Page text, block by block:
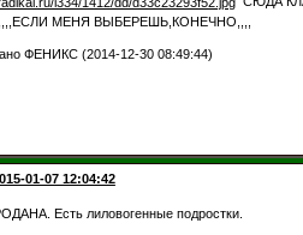
МЕНЯ ВЫБЕРЕШЬ,КОНЕЧНО,,,,
ФЕНИКС (2014-12-30 08:49:44)
01-07 12:04:42
Есть лиловогенные подростки.